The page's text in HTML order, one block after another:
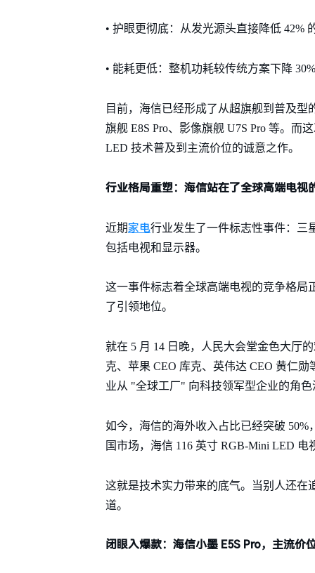
• 护眼更彻底：从发光源头直接降低 42%
• 能耗更低：整机功耗较传统方案下降
目前，海信已经形成了从超旗舰到普及
旗舰 E8S Pro、影像旗舰 U7S Pro 等。而
LED 技术普及到主流价位的诚意之作。
行业格局重塑：海信站在了全球高端电视
近期家电行业发生了一件标志性事件：三
包括电视和显示器。
这一事件标志着全球高端电视的竞争格局
了引领地位。
就在 5 月 14 日晚，人民大会堂金色大厅
克、苹果 CEO 库克、英伟达 CEO 黄仁
业从 "全球工厂" 向科技领军型企业的角色
如今，海信的海外收入占比已经突破 50%
国市场，海信 116 英寸 RGB-Mini LED
这就是技术实力带来的底气。当别人还在
道。
闭眼入爆款：海信小墨 E5S Pro，主流价